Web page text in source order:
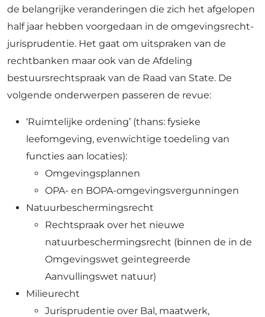
de belangrijke veranderingen die zich het afgelopen
half jaar hebben voorgedaan in de omgevingsrecht-
jurisprudentie. Het gaat om uitspraken van de
rechtbanken maar ook van de Afdeling
bestuursrechtspraak van de Raad van State. De
volgende onderwerpen passeren de revue:
‘Ruimtelijke ordening’ (thans: fysieke
leefomgeving, evenwichtige toedeling van
functies aan locaties):
Omgevingsplannen
OPA- en BOPA-omgevingsvergunningen
Natuurbeschermingsrecht
Rechtspraak over het nieuwe
natuurbeschermingsrecht (binnen de in de
Omgevingswet geïntegreerde
Aanvullingswet natuur)
Milieurecht
Jurisprudentie over Bal, maatwerk,